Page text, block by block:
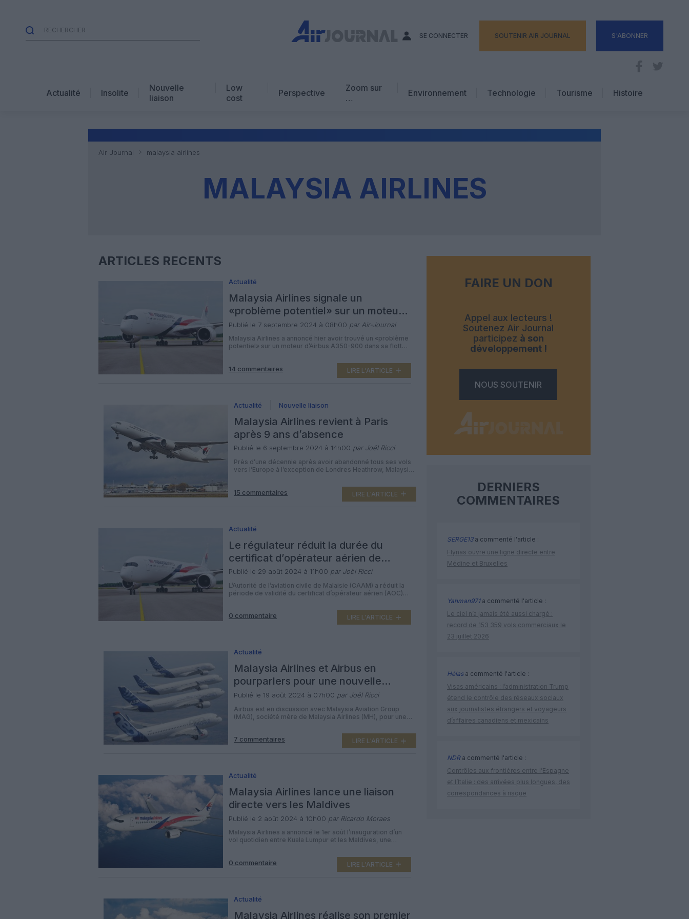
SE CONNECTER SOUTENIR AIR JOURNAL S'ABONNER
Actualité Insolite
Nouvelle
liaison
Low
cost
Perspective
Zoom sur
…
Vidéo
Environnement Technologie
Tourisme
Hôtellerie
Histoire
Air Journal malaysia airlines
MALAYSIA AIRLINES
ARTICLES RÉCENTS
Actualité
Malaysia Airlines signale un
«problème potentiel» sur un moteur
d’A350-900
Publié le 7 septembre 2024 à 08h00 par Air-Journal
Malaysia Airlines a annoncé hier avoir trouvé un «problème
potentiel» sur un moteur d’Airbus A350-900 dans sa flotte
«rapidement résolu». «Malaysia Airlines Berhad confirme
que sa flotte d’A350-900, Trent XWB-84, a récemment fait
l’objet d’une inspection préventive, au cours de laquelle un
14 commentaires LIRE L'ARTICLE
Actualité Nouvelle liaison
Malaysia Airlines revient à Paris
après 9 ans d’absence
Publié le 6 septembre 2024 à 14h00 par Joël Ricci
Près d’une décennie après avoir abandonné tous ses vols
vers l’Europe à l’exception de Londres Heathrow, Malaysia
vols de la compagnie aérienne Oneworld vers Paris
Charles de Gaulle (CDG) débuteront le 22 mars 2025, les
15 commentaires LIRE L'ARTICLE
Actualité
Le régulateur réduit la durée du
certificat d’opérateur aérien de
Malaysia Airlines après une enquête
Publié le 29 août 2024 à 11h00 par Joël Ricci
L’Autorité de l’aviation civile de Malaisie (CAAM) a réduit la
période de validité du certificat d’opérateur aérien (AOC)
ministre des Transports Loke Siew Fook. Le journal Star a
rapporté que cette décision fait suite aux récents défis
opérationnels de la compagnie aérienne, qui […]
0 commentaire LIRE L'ARTICLE
Actualité
Malaysia Airlines et Airbus en
pourparlers pour une nouvelle
commande d’avions monocouloirs
Publié le 19 août 2024 à 07h00 par Joël Ricci
Airbus est en discussion avec Malaysia Aviation Group
(MAG), société mère de Malaysia Airlines (MH), pour une
être annoncée d’ici la fin de l’année. Wouter van Wersch,
vice-président exécutif international d’Airbus, a confirmé
que les discussions étaient en cours avec MAG.
7 commentaires LIRE L'ARTICLE
Actualité
Malaysia Airlines lance une liaison
directe vers les Maldives
Publié le 2 août 2024 à 10h00 par Ricardo Moraes
Malaysia Airlines a annoncé le 1er août l’inauguration d’un
vol quotidien entre Kuala Lumpur et les Maldives, une
opéré par le Boeing 737-800, a décollé hier de l’aéroport
international de KL (KUL) à 10 h 10 avec un coefficient de
0 commentaire LIRE L'ARTICLE
Actualité
Malaysia Airlines réalise son premier
FAIRE UN DON
Appel aux lecteurs !
Soutenez Air Journal
participez à son
développement !
NOUS SOUTENIR
DERNIERS
COMMENTAIRES
SERGE13a commenté l'article :
Flynas ouvre une ligne directe entre
Médine et Bruxelles
Yahman971a commenté l'article :
Le ciel n’a jamais été aussi chargé :
record de 153 359 vols commerciaux le
23 juillet 2026
Hélasa commenté l'article :
Visas américains : l’administration Trump
étend le contrôle des réseaux sociaux
aux journalistes étrangers et voyageurs
d’affaires canadiens et mexicains
NDRa commenté l'article :
Contrôles aux frontières entre l’Espagne
et l’Italie : des arrivées plus longues, des
correspondances à risque